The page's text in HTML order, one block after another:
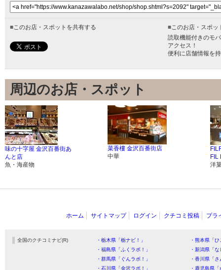
■このお店・スポットを共有する ■このお店・スポッ
読取機能付きのモ
アクセス！
便利に店舗情報を
周辺のお店・スポット
味の十字屋 金沢百番街あ
んと店
魚・海産物
菜香樓 金沢百番街店
中華
FIL
洋
ホーム サイトマップ ログイン クチコミ投稿 プラ
全国のクチコミナビ(R) ・栃木県「栃ナビ！」
・熊本県「
・福島県「ふくラボ！」
・新潟県「
・群馬県「ぐんラボ！」
・香川県「
・石川県「金沢ラボ！」
・鹿児島県